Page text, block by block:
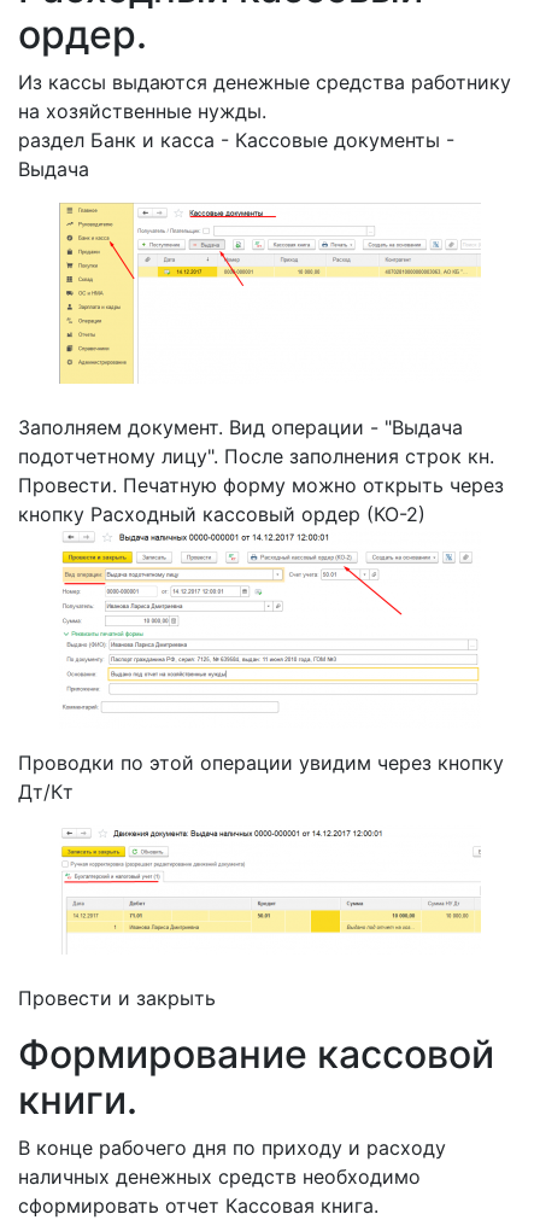
ордер.
Из кассы выдаются денежные средства работнику
на хозяйственные нужды.
раздел Банк и касса - Кассовые документы -
Выдача
Заполняем документ. Вид операции - "Выдача
подотчетному лицу". После заполнения строк кн.
Провести. Печатную форму можно открыть через
кнопку Расходный кассовый ордер (КО-2)
Проводки по этой операции увидим через кнопку
Дт/Кт
Провести и закрыть
Формирование кассовой
книги.
В конце рабочего дня по приходу и расходу
наличных денежных средств необходимо
сформировать отчет Кассовая книга.